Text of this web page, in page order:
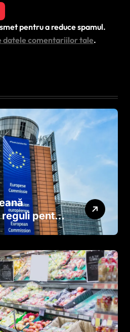
pentru a reduce spamul.
datele comentariilor tale.
pentru
electronice